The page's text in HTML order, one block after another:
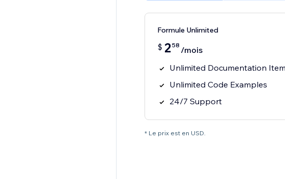
Formule Unlimited
$ 258 /mois
Unlimited Documentation
Unlimited Code Examples
24/7 Support
* Le prix est en USD.